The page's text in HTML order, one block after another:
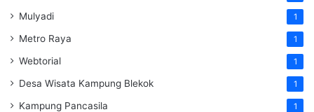
Mulyadi 1
Metro Raya 1
Webtorial 1
Desa Wisata Kampung Blekok 1
Kampung Pancasila 1